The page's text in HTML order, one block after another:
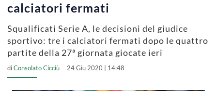
calciatori fermati
Squalificati Serie A, le decisioni del giudice
sportivo: tre i calciatori fermati dopo le quattro
partite della 27ª giornata giocate ieri
diConsolato Cicciù 24 Giu 2020 | 14:48